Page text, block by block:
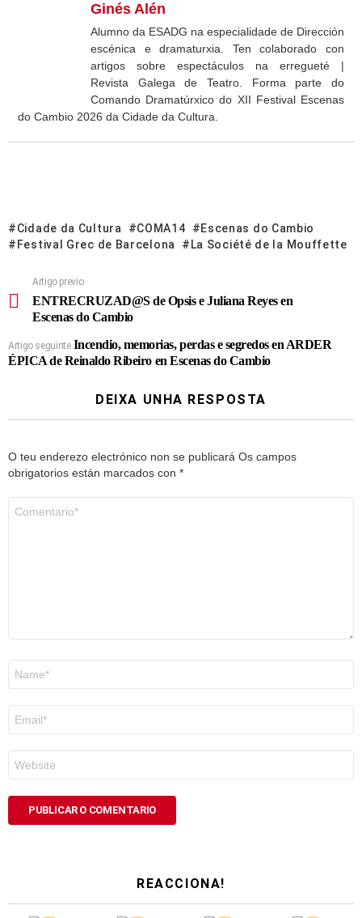
Ginés Alén
Alumno da ESADG na especialidade de Dirección
escénica e dramaturxia. Ten colaborado con
artigos sobre espectáculos na erregueté |
Revista Galega de Teatro. Forma parte do
Comando Dramatúrxico do XII Festival Escenas
do Cambio 2026 da Cidade da Cultura.
Cidade da Cultura COMA14
Escenas do Cambio
Festival Grec de Barcelona
La Société de la Mouffette
Artigo previo
ENTRECRUZAD@S de Opsis e Juliana Reyes en
Escenas do Cambio
Artigo seguinte Incendio, memorias, perdas e segredos en ARDER
ÉPICA de Reinaldo Ribeiro en Escenas do Cambio
DEIXA UNHA RESPOSTA
O teu enderezo electrónico non se publicará Os campos
obrigatorios están marcados con *
electrónico
*
REACCIONA!